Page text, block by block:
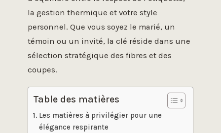
la gestion thermique et votre style
personnel. Que vous soyez le marié, un
témoin ou un invité, la clé réside dans une
sélection stratégique des fibres et des
coupes.
Table des matières
Les matières à privilégier pour une
élégance respirante